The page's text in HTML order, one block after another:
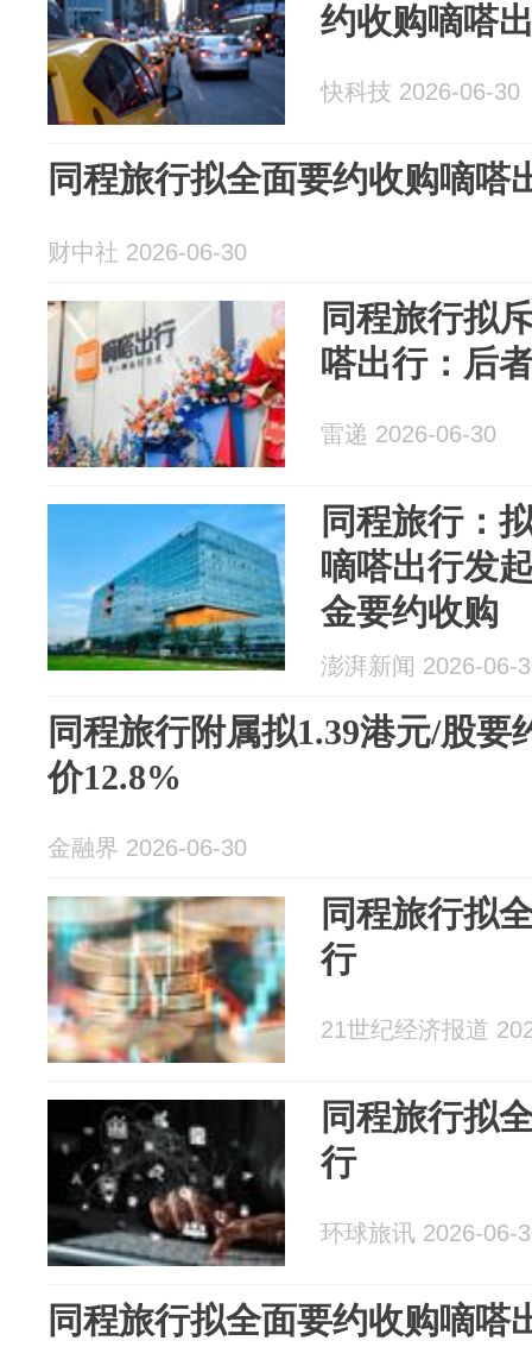
约收购嘀嗒
快科技 2026-06-30
同程旅行拟全面要约收购嘀嗒
财中社 2026-06-30
同程旅行拟
嗒出行：后
雷递 2026-06-30
同程旅行：
嘀嗒出行发
金要约收购
澎湃新闻 2026-06-
同程旅行附属拟1.39港元/股要
价12.8%
金融界 2026-06-30
同程旅行拟
行
21世纪经济报道
同程旅行拟
行
环球旅讯 2026-06-
同程旅行拟全面要约收购嘀嗒